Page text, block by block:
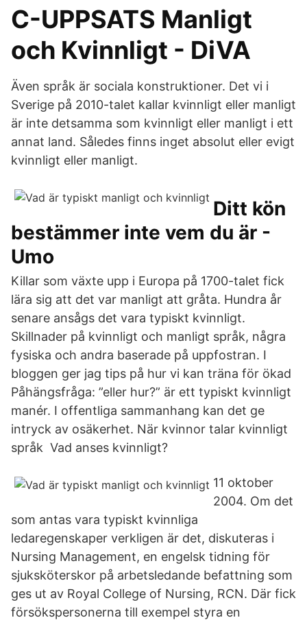
C-UPPSATS Manligt
och Kvinnligt - DiVA
Även språk är sociala konstruktioner. Det vi i
Sverige på 2010-talet kallar kvinnligt eller manligt
är inte detsamma som kvinnligt eller manligt i ett
annat land. Således finns inget absolut eller evigt
kvinnligt eller manligt.
Ditt kön
bestämmer inte vem du är -
Umo
Killar som växte upp i Europa på 1700-talet fick
lära sig att det var manligt att gråta. Hundra år
senare ansågs det vara typiskt kvinnligt.
Skillnader på kvinnligt och manligt språk, några
fysiska och andra baserade på uppfostran. I
bloggen ger jag tips på hur vi kan träna för ökad
Påhängsfråga: ”eller hur?” är ett typiskt kvinnligt
manér. I offentliga sammanhang kan det ge
intryck av osäkerhet. När kvinnor talar kvinnligt
språk Vad anses kvinnligt?
11 oktober
2004. Om det
som antas vara typiskt kvinnliga
ledaregenskaper verkligen är det, diskuteras i
Nursing Management, en engelsk tidning för
sjuksköterskor på arbetsledande befattning som
ges ut av Royal College of Nursing, RCN. Där fick
försökspersonerna till exempel styra en